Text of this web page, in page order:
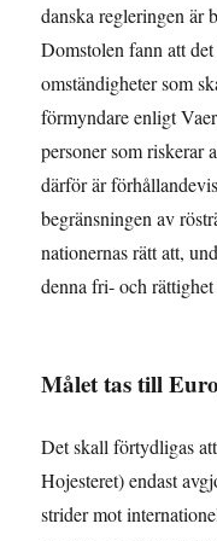
danska regleringen är
Domstolen fann att
omständigheter som
förmyndare enligt
personer som riskerar
därför är
begränsningen av
nationernas rätt att,
denna fri- och
Målet tas till
Det skall förtydligas
Hojesteret) endast
strider mot